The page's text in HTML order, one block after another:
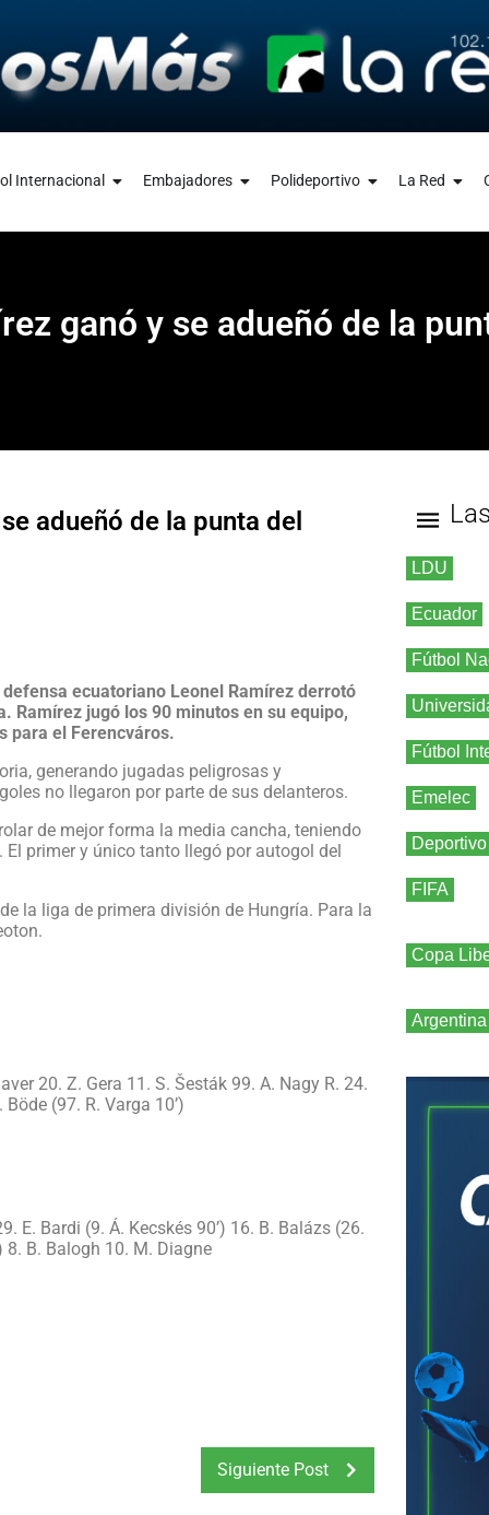
Internacional Embajadores Polideportivo La Red
ganó y se adueñó de la
adueñó de la punta del
ecuatoriano Leonel Ramírez derrotó
Ramírez jugó los 90 minutos en su equipo,
para el Ferencváros.
generando jugadas peligrosas y
no llegaron por parte de sus delanteros.
de mejor forma la media cancha, teniendo
primer y único tanto llegó por autogol del
la liga de primera división de Hungría. Para la
20. Z. Gera 11. S. Šesták 99. A. Nagy R. 24.
(97. R. Varga 10’)
E. Bardi (9. Á. Kecskés 90’) 16. B. Balázs (26.
8. B. Balogh 10. M. Diagne
Siguiente Post
LDU
Ecuador
Fútbol
Fútbol
Emelec
FIFA
Copa
Argentina